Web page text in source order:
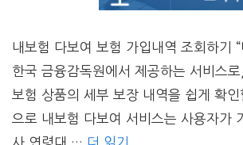
내보험 다보여 보험 가입내역 조회하기
한국 금융감독원에서 제공하는 서비스
보험 상품의 세부 보장 내역을 쉽게 확
으로 내보험 다보여 서비스는 사용자가